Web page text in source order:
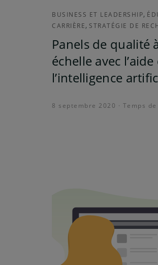
BUSINESS ET LEADERSHIP,
CARRIÈRE, STRATÉGIE DE
Panels de qualité
échelle avec l’aide
l’intelligence
8 septembre 2020 · Temps